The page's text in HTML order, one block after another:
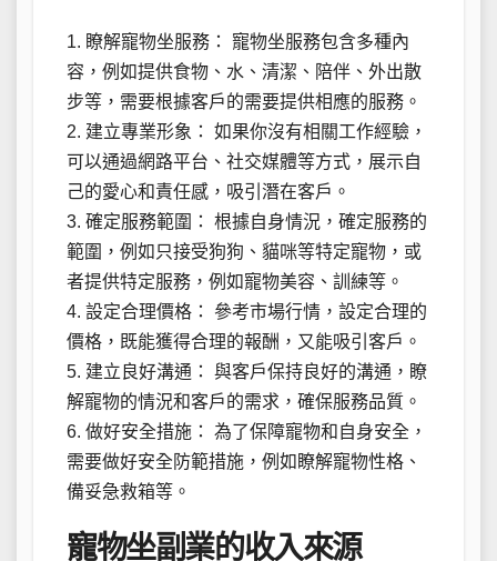
1. 瞭解寵物坐服務： 寵物坐服務包含多種內
容，例如提供食物、水、清潔、陪伴、外出散
步等，需要根據客戶的需要提供相應的服務。
2. 建立專業形象： 如果你沒有相關工作經驗，
可以通過網路平台、社交媒體等方式，展示自
己的愛心和責任感，吸引潛在客戶。
3. 確定服務範圍： 根據自身情況，確定服務的
範圍，例如只接受狗狗、貓咪等特定寵物，或
者提供特定服務，例如寵物美容、訓練等。
4. 設定合理價格： 參考市場行情，設定合理的
價格，既能獲得合理的報酬，又能吸引客戶。
5. 建立良好溝通： 與客戶保持良好的溝通，瞭
解寵物的情況和客戶的需求，確保服務品質。
6. 做好安全措施： 為了保障寵物和自身安全，
需要做好安全防範措施，例如瞭解寵物性格、
備妥急救箱等。
寵物坐副業的收入來源